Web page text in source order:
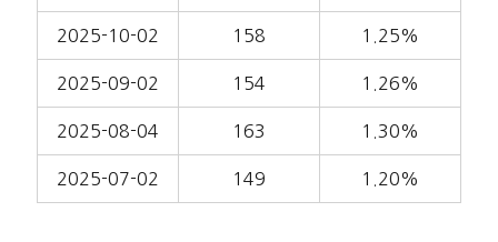
2025-10-02 158 1.25%
2025-09-02 154 1.26%
2025-08-04 163 1.30%
2025-07-02 149 1.20%